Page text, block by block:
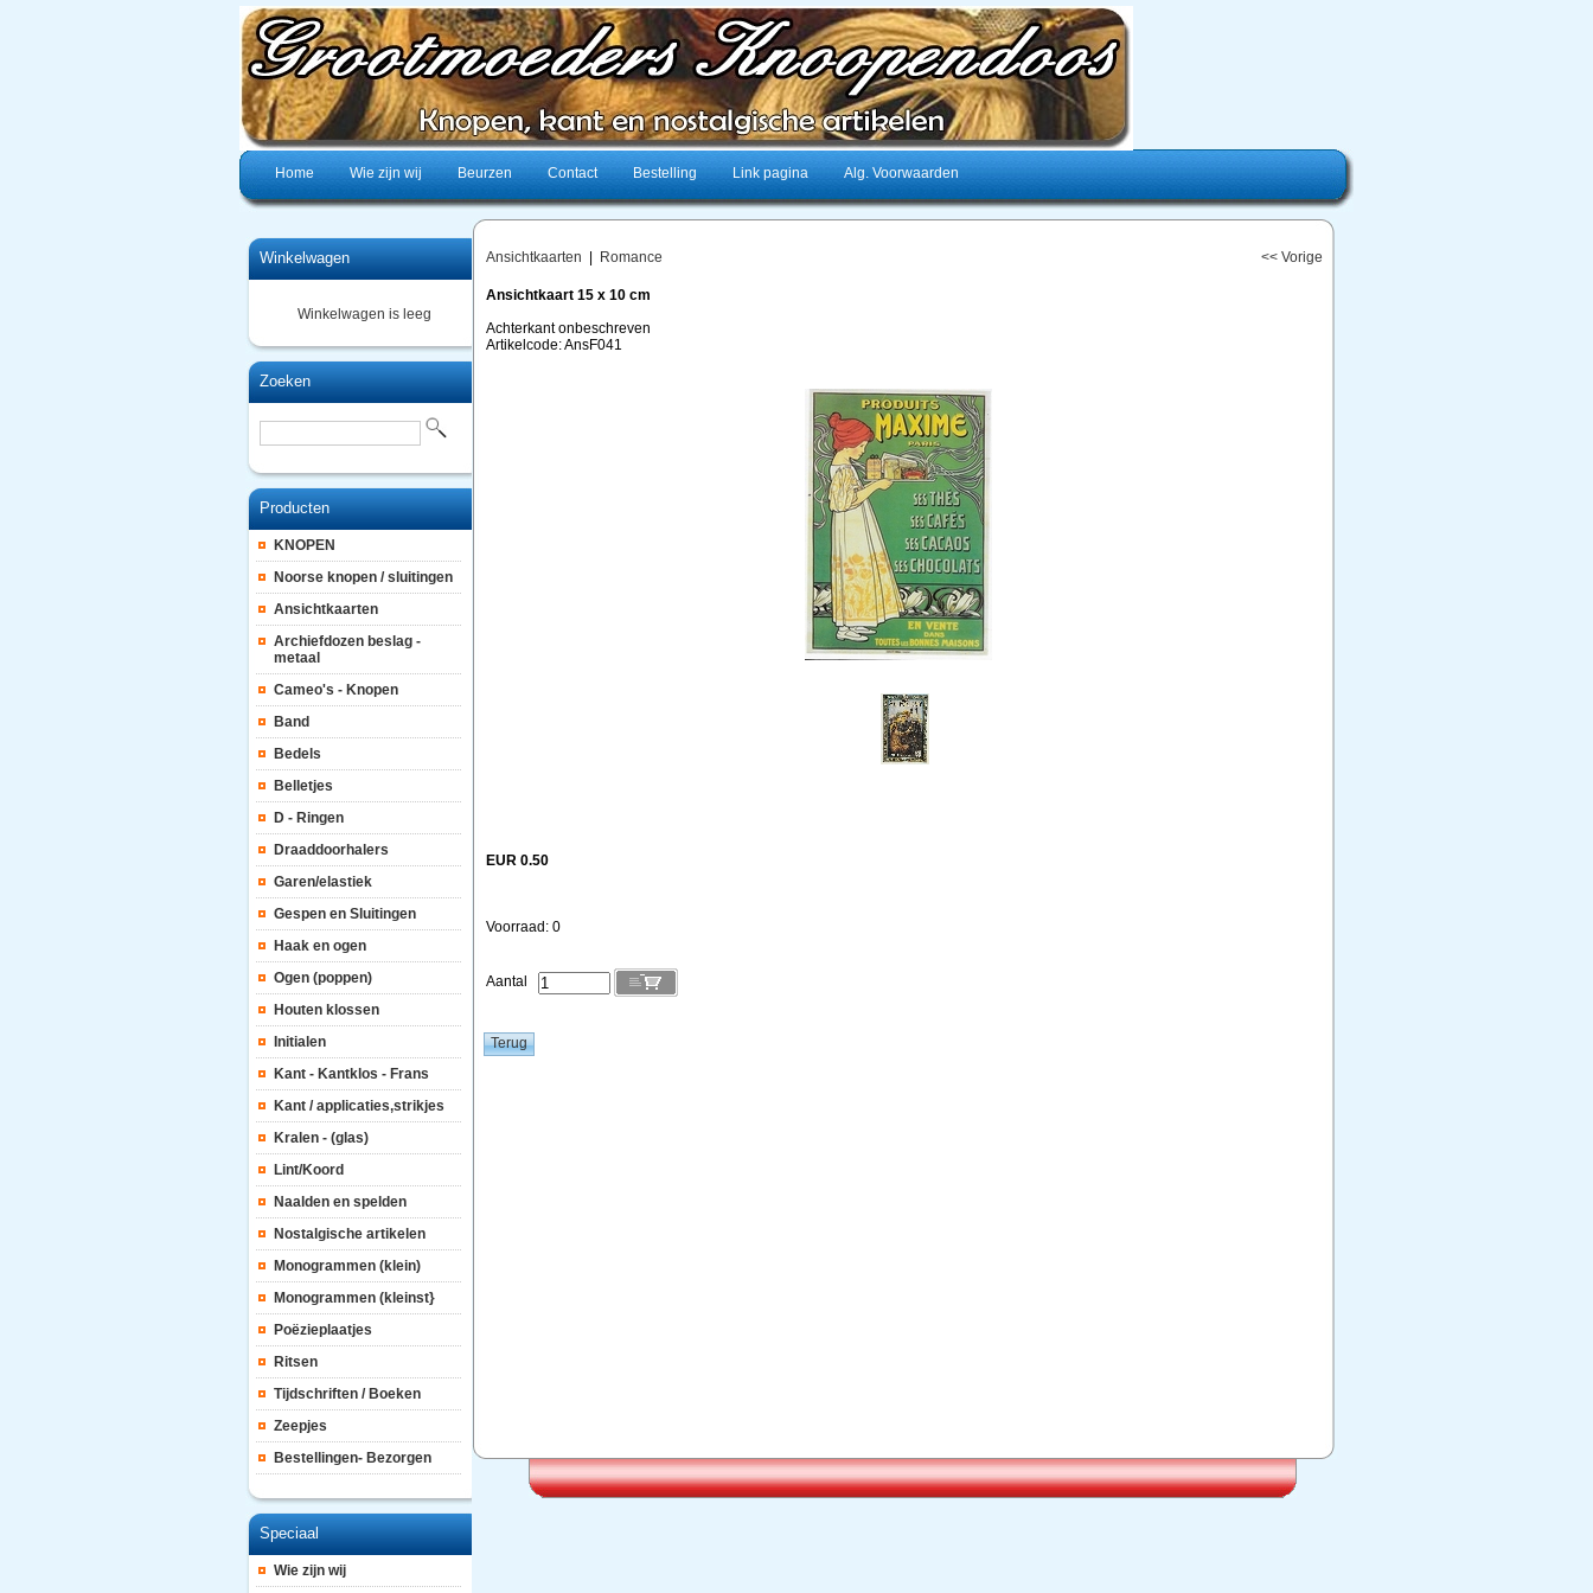
Home Wie zijn wij Beurzen Contact Bestelling Link pagina Alg. Voorwaarden
Winkelwagen
Winkelwagen is leeg
Zoeken
Producten
KNOPEN
Noorse knopen / sluitingen
Ansichtkaarten
Archiefdozen beslag -
metaal
Cameo's - Knopen
Band
Bedels
Belletjes
D - Ringen
Draaddoorhalers
Garen/elastiek
Gespen en Sluitingen
Haak en ogen
Ogen (poppen)
Houten klossen
Initialen
Kant - Kantklos - Frans
Kant / applicaties,strikjes
Kralen - (glas)
Lint/Koord
Naalden en spelden
Nostalgische artikelen
Monogrammen (klein)
Monogrammen (kleinst}
Poëzieplaatjes
Ritsen
Tijdschriften / Boeken
Zeepjes
Bestellingen- Bezorgen
Speciaal
Wie zijn wij
Ansichtkaarten Romance << Vorige
Ansichtkaart 15 x 10 cm
Achterkant onbeschreven
Artikelcode: AnsF041
EUR 0.50
Voorraad: 0
Aantal